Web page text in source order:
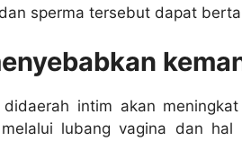
sperma tersebut dapat
intim akan
lubang vagina dan hal